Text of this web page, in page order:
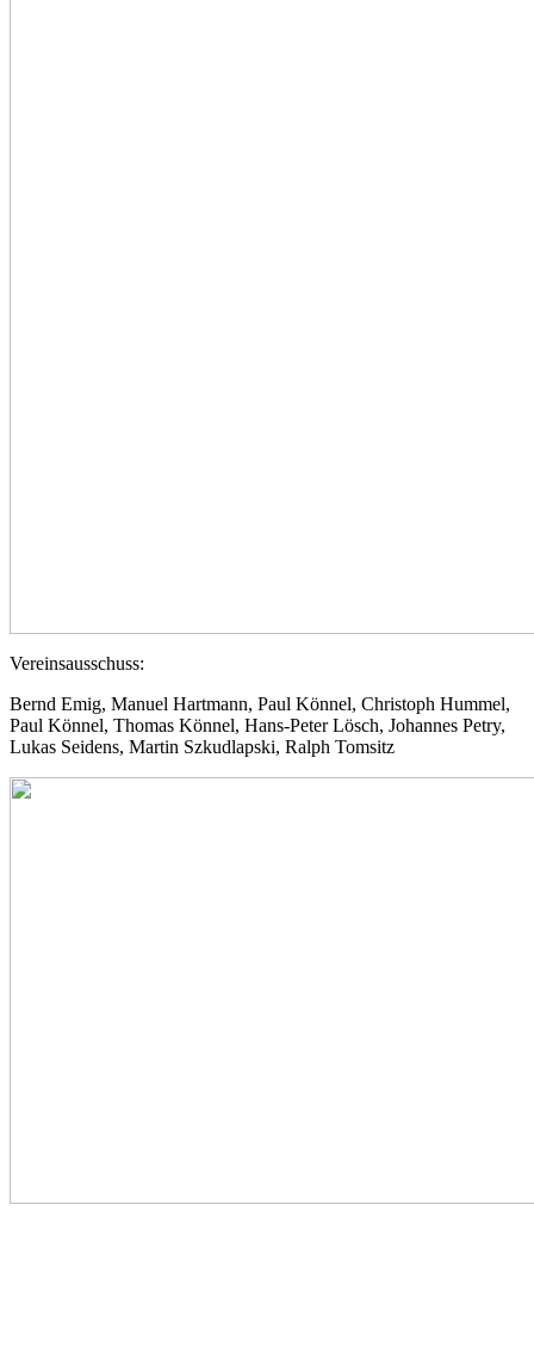
Vereinsausschuss:
Bernd Emig, Manuel Hartmann, Paul Könnel, Christoph Hummel,
Paul Könnel, Thomas Könnel, Hans-Peter Lösch, Johannes Petry,
Lukas Seidens, Martin Szkudlapski, Ralph Tomsitz